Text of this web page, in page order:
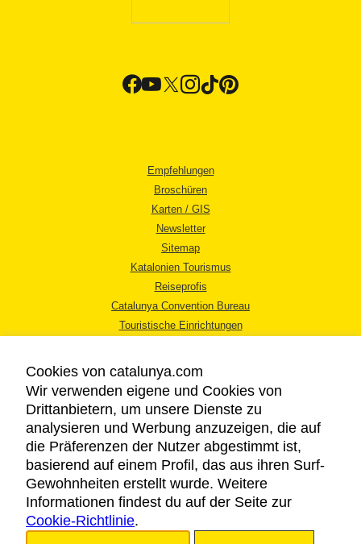
Empfehlungen
Broschüren
Karten / GIS
Newsletter
Sitemap
Katalonien Tourismus
Reiseprofis
Catalunya Convention Bureau
Touristische Einrichtungen
RECHTLICHER HINWEIS
DATENSCHUTZICHTLINIE
COOKIES
BARRIEREFREIHEIT
Cookies von catalunya.com
Wir verwenden eigene und Cookies von
Drittanbietern, um unsere Dienste zu
analysieren und Werbung anzuzeigen, die auf
die Präferenzen der Nutzer abgestimmt ist,
basierend auf einem Profil, das aus ihren Surf-
Gewohnheiten erstellt wurde. Weitere
Informationen findest du auf der Seite zur
Cookie-Richtlinie.